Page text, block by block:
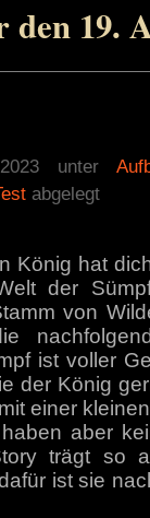
19.
unter
abgelegt
König hat
der
von
ist voller
der König
einer
aber
trägt so
ist sie